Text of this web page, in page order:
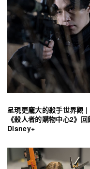
呈現更龐大的殺手世界觀 |
《殺人者的購物中心2》回
Disney+